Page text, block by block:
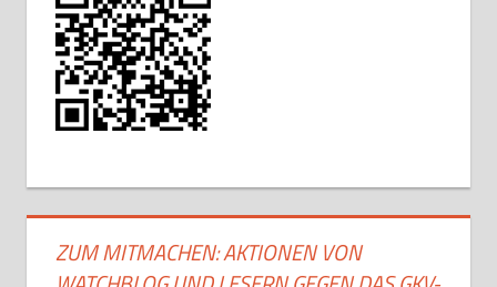
ZUM MITMACHEN: AKTIONEN VON